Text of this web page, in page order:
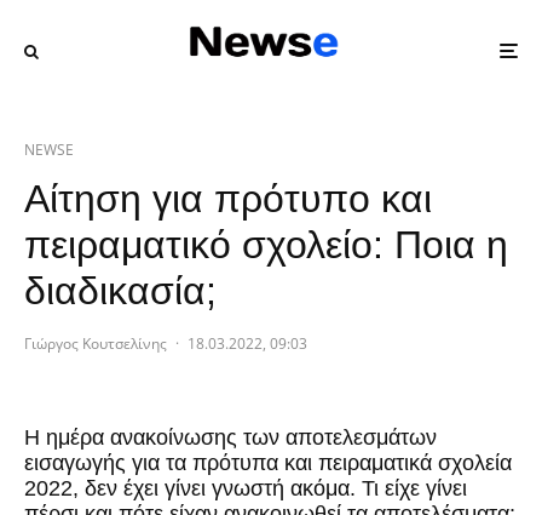
NEWSE
Αίτηση για πρότυπο και
πειραματικό σχολείο: Ποια η
διαδικασία;
Γιώργος Κουτσελίνης · 18.03.2022, 09:03
Η ημέρα ανακοίνωσης των αποτελεσμάτων
εισαγωγής για τα πρότυπα και πειραματικά σχολεία
2022, δεν έχει γίνει γνωστή ακόμα. Τι είχε γίνει